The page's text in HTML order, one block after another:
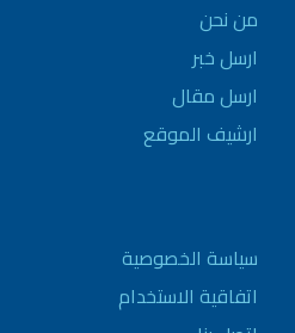
من نحن
ارسل خبر
ارسل مقال
ارشيف الموقع
سياسة الخصوصية
اتفاقية الاستخدام